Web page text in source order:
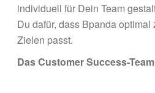
individuell für Dein Team
Du dafür, dass Bpanda
Zielen passt.
Das Customer Success-